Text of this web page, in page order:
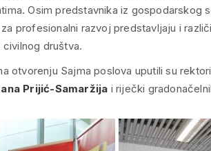
Osim predstavnika iz gospodarskog
profesionalni razvoj predstavljaju i
društva.
otvorenju Sajma poslova uputili su
Prijić-Samaržija i riječki